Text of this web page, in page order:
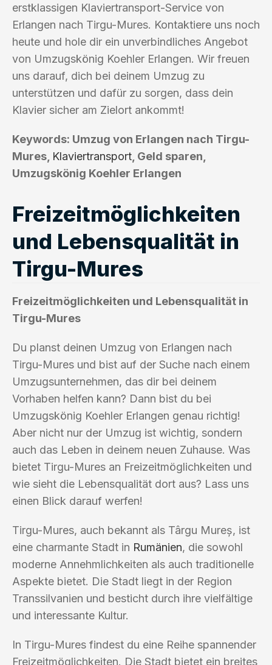
erstklassigen Klaviertransport-Service von
Erlangen nach Tirgu-Mures. Kontaktiere uns noch
heute und hole dir ein unverbindliches Angebot
von Umzugskönig Koehler Erlangen. Wir freuen
uns darauf, dich bei deinem Umzug zu
unterstützen und dafür zu sorgen, dass dein
Klavier sicher am Zielort ankommt!
Keywords: Umzug von Erlangen nach Tirgu-
Mures, Klaviertransport , Geld sparen,
Umzugskönig Koehler Erlangen
Freizeitmöglichkeiten
und Lebensqualität in
Tirgu-Mures
Freizeitmöglichkeiten und Lebensqualität in
Tirgu-Mures
Du planst deinen Umzug von Erlangen nach
Tirgu-Mures und bist auf der Suche nach einem
Umzugsunternehmen, das dir bei deinem
Vorhaben helfen kann? Dann bist du bei
Umzugskönig Koehler Erlangen genau richtig!
Aber nicht nur der Umzug ist wichtig, sondern
auch das Leben in deinem neuen Zuhause. Was
bietet Tirgu-Mures an Freizeitmöglichkeiten und
wie sieht die Lebensqualität dort aus? Lass uns
einen Blick darauf werfen!
Tirgu-Mures, auch bekannt als Târgu Mureș, ist
eine charmante Stadt in Rumänien, die sowohl
moderne Annehmlichkeiten als auch traditionelle
Aspekte bietet. Die Stadt liegt in der Region
Transsilvanien und besticht durch ihre vielfältige
und interessante Kultur.
In Tirgu-Mures findest du eine Reihe spannender
Freizeitmöglichkeiten. Die Stadt bietet ein breites